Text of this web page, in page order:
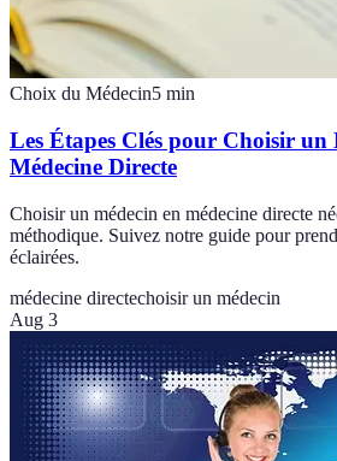
Choix du Médecin5 min
Les Étapes Clés pour Choisir un
Médecine Directe
Choisir un médecin en médecine directe
méthodique. Suivez notre guide pour
éclairées.
médecine directechoisir un médecin
Aug 3